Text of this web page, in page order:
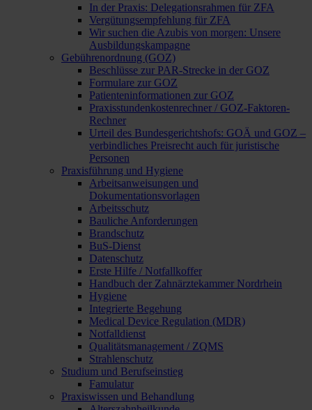
In der Praxis: Delegationsrahmen für ZFA
Vergütungsempfehlung für ZFA
Wir suchen die Azubis von morgen: Unsere
Ausbildungskampagne
Gebührenordnung (GOZ)
Beschlüsse zur PAR-Strecke in der GOZ
Formulare zur GOZ
Patienteninformationen zur GOZ
Praxisstundenkostenrechner / GOZ-Faktoren-
Rechner
Urteil des Bundesgerichtshofs: GOÄ und GOZ –
verbindliches Preisrecht auch für juristische
Personen
Praxisführung und Hygiene
Arbeitsanweisungen und
Dokumentationsvorlagen
Arbeitsschutz
Bauliche Anforderungen
Brandschutz
BuS-Dienst
Datenschutz
Erste Hilfe / Notfallkoffer
Handbuch der Zahnärztekammer Nordrhein
Hygiene
Integrierte Begehung
Medical Device Regulation (MDR)
Notfalldienst
Qualitätsmanagement / ZQMS
Strahlenschutz
Studium und Berufseinstieg
Famulatur
Praxiswissen und Behandlung